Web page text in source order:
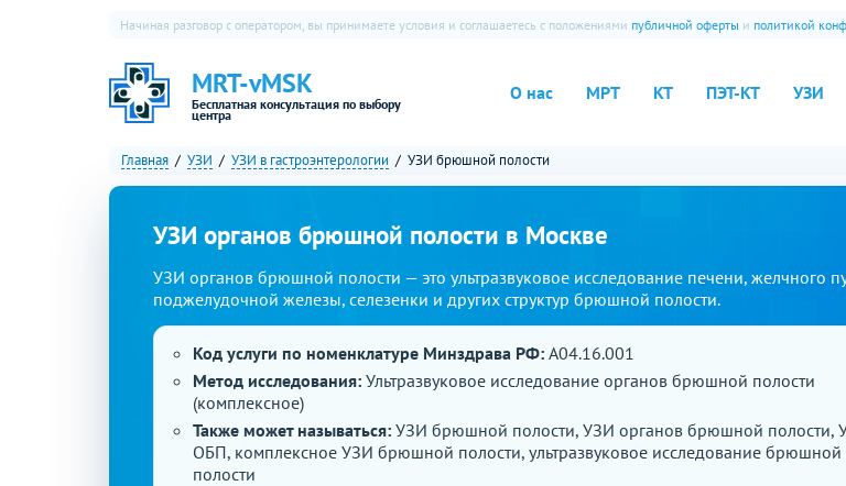
MRT-vMSK
Бесплатная консультация по выбору
центра
О нас МРТ КТ ПЭТ-КТ УЗИ
Начиная разговор с оператором, вы принимаете условия и соглашаетесь с положениями публичной оферты и политикой
Главная УЗИ УЗИ в гастроэнтерологии УЗИ брюшной полости
УЗИ органов брюшной полости в Москве
УЗИ органов брюшной полости — это ультразвуковое исследование печени, желчного
поджелудочной железы, селезенки и других структур брюшной полости.
Код услуги по номенклатуре Минздрава РФ: A04.16.001
Метод исследования: Ультразвуковое исследование органов брюшной полости
(комплексное)
Также может называться: УЗИ брюшной полости, УЗИ органов брюшной полости,
ОБП, комплексное УЗИ брюшной полости, ультразвуковое исследование брюшной
полости